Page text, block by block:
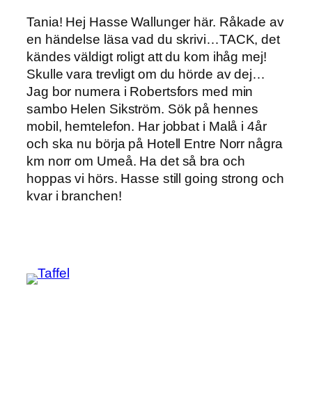
Tania! Hej Hasse Wallunger här. Råkade av
en händelse läsa vad du skrivi…TACK, det
kändes väldigt roligt att du kom ihåg mej!
Skulle vara trevligt om du hörde av dej…
Jag bor numera i Robertsfors med min
sambo Helen Sikström. Sök på hennes
mobil, hemtelefon. Har jobbat i Malå i 4år
och ska nu börja på Hotell Entre Norr några
km norr om Umeå. Ha det så bra och
hoppas vi hörs. Hasse still going strong och
kvar i branchen!